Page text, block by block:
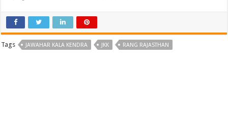
Tags JAWAHAR KALA KENDRA JKK RANG RAJASTHAN